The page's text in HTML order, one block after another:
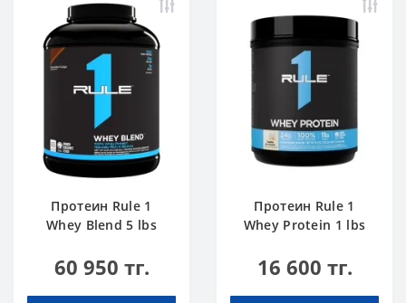
Протеин Rule 1
Whey Blend 5 lbs
60 950 тг.
Протеин Rule 1
Whey Protein 1 lbs
Мороженое
16 600 тг.